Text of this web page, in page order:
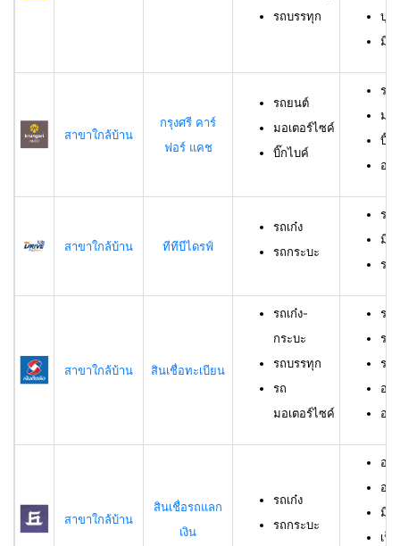
รถบรรทุก
บุค
มีร
สาขาใกล้บ้าน
กรุงศรี คาร์
ฟอร์ แคช
รถยนต์
มอเตอร์ไซค์
บิ๊กไบค์
รถ
มอ
บิ๊ก
อา
สาขาใกล้บ้าน ทีทีบีไดรฟ์
รถเก๋ง
รถกระบะ
รถ
มีอ
รา
สาขาใกล้บ้าน สินเชื่อทะเบียน
รถเก๋ง-
กระบะ
รถบรรทุก
รถ
มอเตอร์ไซค์
รถ
รถ
รถ
อา
อา
สาขาใกล้บ้าน
สินเชื่อรถแลก
เงิน
รถเก๋ง
รถกระบะ
อา
อา
มีร
เป็